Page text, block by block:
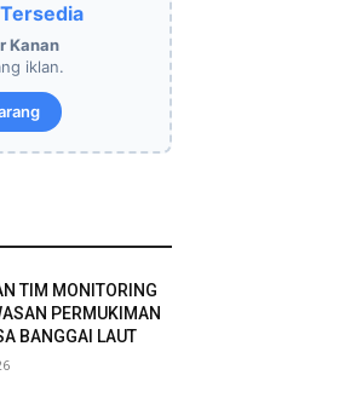
Tersedia
Kanan
iklan.
TIM MONITORING
PERMUKIMAN
BANGGAI LAUT